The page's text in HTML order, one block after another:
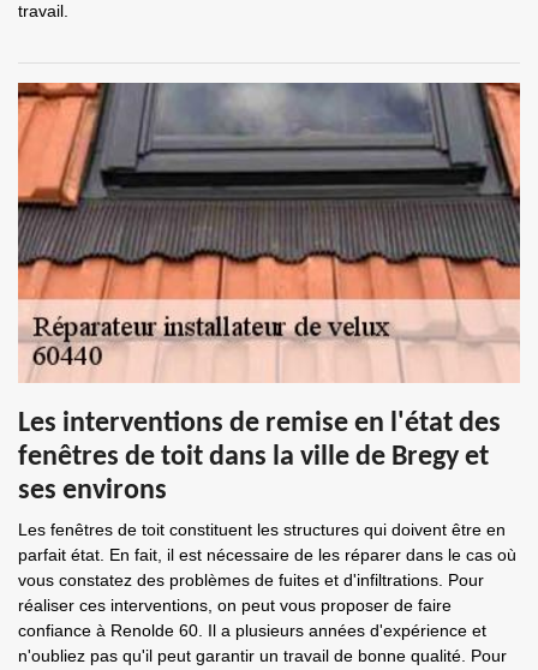
travail.
Les interventions de remise en l'état des
fenêtres de toit dans la ville de Bregy et
ses environs
Les fenêtres de toit constituent les structures qui doivent être en
parfait état. En fait, il est nécessaire de les réparer dans le cas où
vous constatez des problèmes de fuites et d'infiltrations. Pour
réaliser ces interventions, on peut vous proposer de faire
confiance à Renolde 60. Il a plusieurs années d'expérience et
n'oubliez pas qu'il peut garantir un travail de bonne qualité. Pour